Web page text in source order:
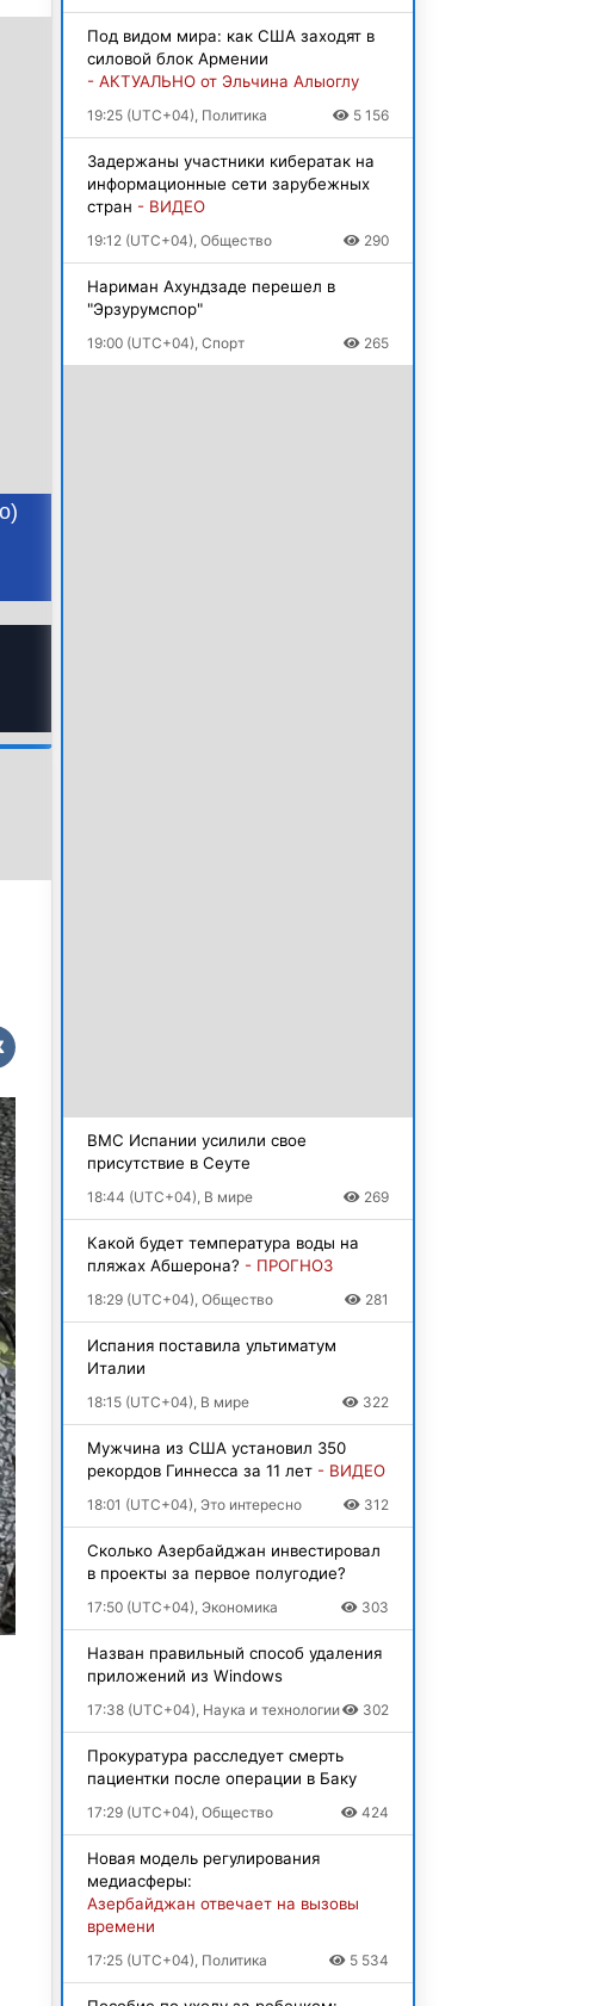
Под видом мира: как США заходят в
силовой блок Армении
- АКТУАЛЬНО от Эльчина Алыоглу
19:25 (UTC+04), Политика 5 156
Задержаны участники кибератак на
информационные сети зарубежных
стран - ВИДЕО
19:12 (UTC+04), Общество 290
Нариман Ахундзаде перешел в
"Эрзурумспор"
19:00 (UTC+04), Спорт 265
ВМС Испании усилили свое
присутствие в Сеуте
18:44 (UTC+04), В мире 269
Какой будет температура воды на
пляжах Абшерона? - ПРОГНОЗ
18:29 (UTC+04), Общество 281
Испания поставила ультиматум
Италии
18:15 (UTC+04), В мире 322
Мужчина из США установил 350
рекордов Гиннесса за 11 лет - ВИДЕО
18:01 (UTC+04), Это интересно 312
Сколько Азербайджан инвестировал
в проекты за первое полугодие?
17:50 (UTC+04), Экономика 303
Назван правильный способ удаления
приложений из Windows
17:38 (UTC+04), Наука и технологии 302
Прокуратура расследует смерть
пациентки после операции в Баку
17:29 (UTC+04), Общество 424
Новая модель регулирования
медиасферы:
Азербайджан отвечает на вызовы
времени
17:25 (UTC+04), Политика 5 534